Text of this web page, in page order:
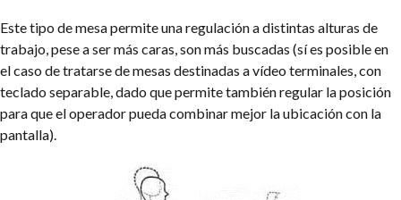
Este tipo de mesa permite una regulación a distintas alturas de
trabajo, pese a ser más caras, son más buscadas (sí es posible en
el caso de tratarse de mesas destinadas a vídeo terminales, con
teclado separable, dado que permite también regular la posición
para que el operador pueda combinar mejor la ubicación con la
pantalla).